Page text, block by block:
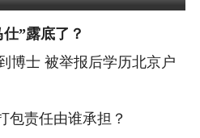
”露底了？
博士 被举报后学历北京户
包责任由谁承担？